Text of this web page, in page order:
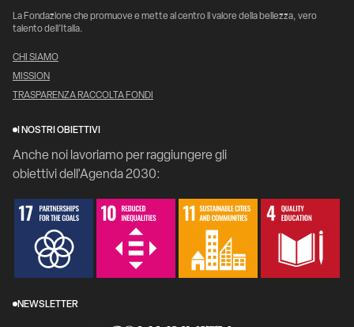
La Fondazione che promuove e mette al centro il valore della bellezza, vero
talento dell’Italia.
CHI SIAMO
MISSION
TRASPARENZA RACCOLTA FONDI
I NOSTRI OBIETTIVI
Anche noi lavoriamo per raggiungere gli
obiettivi dell'Agenda 2030:
NEWSLETTER